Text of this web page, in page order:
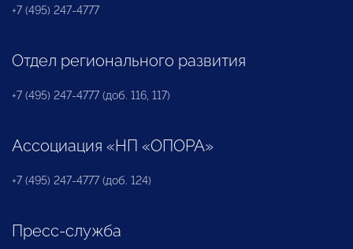
+7 (495) 247-4777
Отдел регионального развития
+7 (495) 247-4777 (доб. 116, 117)
Ассоциация «НП «ОПОРА»
+7 (495) 247-4777 (доб. 124)
Пресс-служба